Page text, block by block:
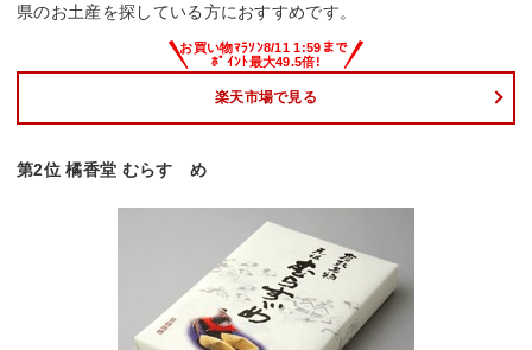
県のお土産を探している方におすすめです。
楽天市場で見る
第2位 橘香堂 むらすゞめ